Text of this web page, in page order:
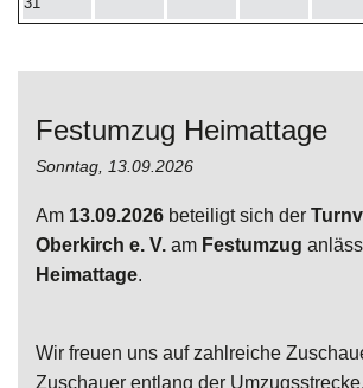
Festumzug Heimattage
Sonntag, 13.09.2026
Am 13.09.2026 beteiligt sich der
Oberkirch e. V. am Festumzug
Heimattage.
Wir freuen uns auf zahlreiche
Zuschauer entlang der Umzugsstrecke.
Jobangebote
Stretch & Tone
Seniorenfitness
Kinder Yoga 6 - 10 Jahre
Yoga